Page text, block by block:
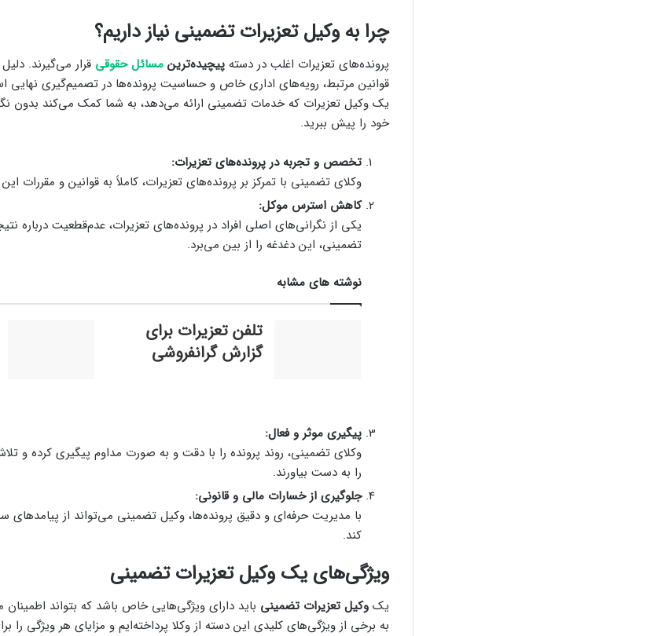
چرا به وکیل تعزیرات تضمینی نیاز داریم؟
پرونده‌های تعزیرات اغلب در دسته پیچیده‌ترین مسائل حقوقی قرار می‌گیرند.
قوانین مرتبط، رویه‌های اداری خاص و حساسیت پرونده‌ها در تصمیم‌گیری
یک وکیل تعزیرات که خدمات تضمینی ارائه می‌دهد، به شما کمک می‌کند بدون
خود را پیش ببرید.
تخصص و تجربه در پرونده‌های تعزیرات:
وکلای تضمینی با تمرکز بر پرونده‌های تعزیرات، کاملاً به قوانین و مقررات
کاهش استرس موکل:
یکی از نگرانی‌های اصلی افراد در پرونده‌های تعزیرات، عدم‌قطعیت
تضمینی، این دغدغه را از بین می‌برد.
نوشته های مشابه
تلفن تعزیرات برای
گزارش گرانفروشی
پیگیری موثر و فعال:
وکلای تضمینی، روند پرونده را با دقت و به صورت مداوم پیگیری کرده و
را به دست بیاورند.
جلوگیری از خسارات مالی و قانونی:
با مدیریت حرفه‌ای و دقیق پرونده‌ها، وکیل تضمینی می‌تواند از
کند.
ویژگی‌های یک وکیل تعزیرات تضمینی
یک وکیل تعزیرات تضمینی باید دارای ویژگی‌هایی خاص باشد که بتواند اطمینان
به برخی از ویژگی‌های کلیدی این دسته از وکلا پرداخته‌ایم و مزایای هر ویژگی را